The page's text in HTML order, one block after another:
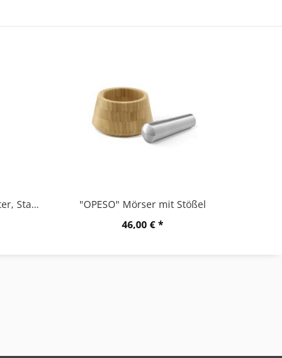
"CURO" Kapselhalter, Stand
"OPESO" Mörser mit Stößel
46,00 € *